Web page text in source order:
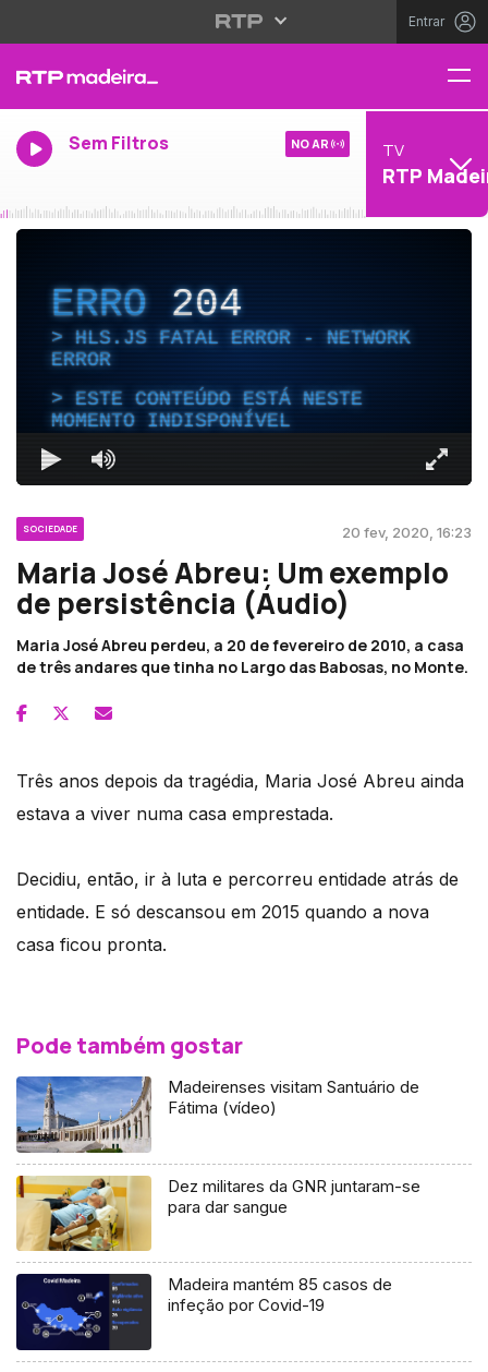
Entrar
Sem Filtros NO AR TV
RTP
ERRO204
HLS.JS FATAL ERROR - NETWORK
ERROR
ESTE CONTEÚDO ESTÁ NESTE
MOMENTO INDISPONÍVEL
SOCIEDADE 20 fev, 2020, 16:23
Maria José Abreu: Um exemplo
de persistência (Áudio)
Maria José Abreu perdeu, a 20 de fevereiro de 2010, a casa
de três andares que tinha no Largo das Babosas, no Monte.
Três anos depois da tragédia, Maria José Abreu ainda
estava a viver numa casa emprestada.
Decidiu, então, ir à luta e percorreu entidade atrás de
entidade. E só descansou em 2015 quando a nova
casa ficou pronta.
Pode também gostar
Madeirenses visitam Santuário de
Fátima (vídeo)
Dez militares da GNR juntaram-se
para dar sangue
Madeira mantém 85 casos de
infeção por Covid-19